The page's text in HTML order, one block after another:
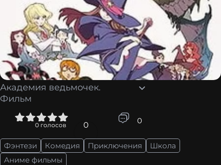
Академия ведьмочек.
Фильм
0 голосов 0 0
Фэнтези Комедия Приключения
Школа
Аниме фильмы